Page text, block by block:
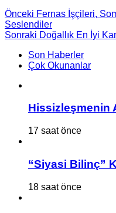
Önceki Fernas İşçileri,
Seslendiler
Sonraki Doğallık En İyi
Son Haberler
Çok Okunanlar
Hissizleşmenin
17 saat önce
“Siyasi Bilinç”
18 saat önce